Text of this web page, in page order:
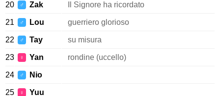
20 ♂ Zak Il Signore ha ricordato
21 ♂ Lou guerriero glorioso
22 ♂ Tay su misura
23 ♀ Yan rondine (uccello)
24 ♂ Nio
25 ♀ Yuu